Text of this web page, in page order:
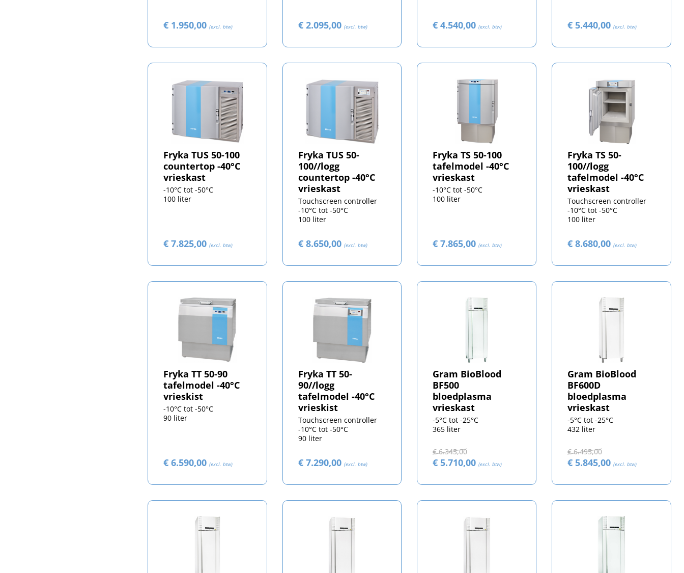
€ 1.950,00 (excl. btw) € 2.095,00 (excl. btw) € 4.540,00(excl. btw) € 5.440,00(excl. btw)
Fryka TUS 50-100
countertop -40°C
vrieskast
-10°C tot -50°C
100 liter
€ 7.825,00 (excl. btw)
Fryka TUS 50-
100//logg
countertop -40°C
vrieskast
Touchscreen controller
-10°C tot -50°C
100 liter
€ 8.650,00 (excl. btw)
Fryka TS 50-100
tafelmodel -40°C
vrieskast
-10°C tot -50°C
100 liter
€ 7.865,00(excl. btw)
Fryka TS 50-
100//logg
tafelmodel -40°C
vrieskast
Touchscreen controller
-10°C tot -50°C
100 liter
€ 8.680,00(excl. btw)
Fryka TT 50-90
tafelmodel -40°C
vrieskist
-10°C tot -50°C
90 liter
€ 6.590,00 (excl. btw)
Fryka TT 50-
90//logg
tafelmodel -40°C
vrieskist
Touchscreen controller
-10°C tot -50°C
90 liter
€ 7.290,00 (excl. btw)
Gram BioBlood
BF500
bloedplasma
vrieskast
-5°C tot -25°C
365 liter
€ 6.345,00
€ 5.710,00(excl. btw)
Gram BioBlood
BF600D
bloedplasma
vrieskast
-5°C tot -25°C
432 liter
€ 6.495,00
€ 5.845,00(excl. btw)